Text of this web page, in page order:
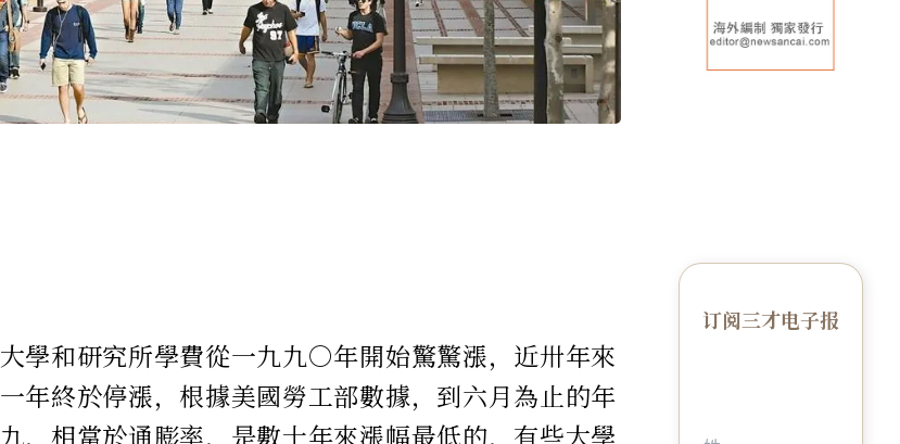
大學和研究所學費從一九九○年開始驚驚漲，近卅年來
年終於停漲，根據美國勞工部數據，到六月為止的年
，相當於通膨率，是數十年來漲幅最低的，有些大學
订阅三才电子报